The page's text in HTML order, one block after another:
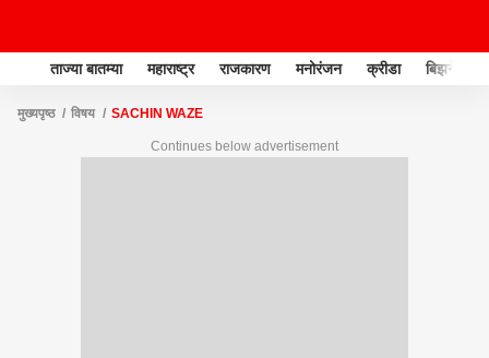
ताज्या बातम्या महाराष्ट्र राजकारण मनोरंजन क्रीडा बिझनेस
मुख्यपृष्ठ विषय SACHIN WAZE
Continues below advertisement